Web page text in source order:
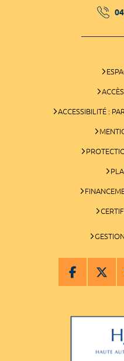
ACCESSIBILITÉ :